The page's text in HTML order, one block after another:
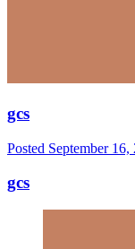
gcs
Posted September 16,
gcs